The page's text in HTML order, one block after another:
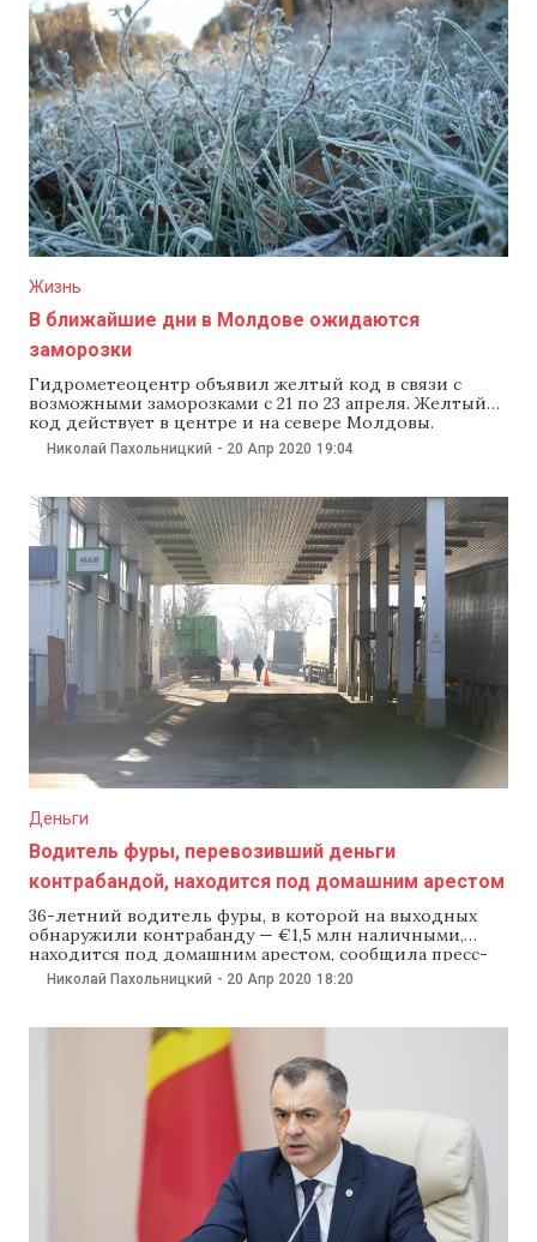
Жизнь
В ближайшие дни в Молдове ожидаются
заморозки
Гидрометеоцентр объявил желтый код в связи с
возможными заморозками с 21 по 23 апреля. Желтый
код действует в центре и на севере Молдовы.
Ожидается, что температура воздуха ночью и утром
может опуститься до -1..-2°С.
Николай Пахольницкий - 20 Апр 2020 19:04
Деньги
Водитель фуры, перевозивший деньги
контрабандой, находится под домашним арестом
36-летний водитель фуры, в которой на выходных
обнаружили контрабанду — €1,5 млн наличными,
находится под домашним арестом, сообщила пресс-
служба генпрокуратуры. Такое решение 20 апреля
принял суд сектора Чеканы. В прокуратуре рассказали,
въезде в страну в кабине фуры Mercedes Actros
обнаружили €1,5
Николай Пахольницкий - 20 Апр 2020 18:20